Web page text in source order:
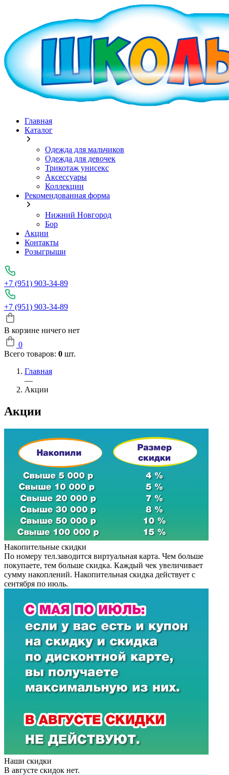
Главная
Каталог
Одежда для мальчиков
Одежда для девочек
Трикотаж унисекс
Аксессуары
Коллекции
Рекомендованная форма
Нижний Новгород
Бор
Акции
Контакты
Розыгрыши
+7 (951) 903-34-89
+7 (951) 903-34-89
В корзине ничего нет
0
Всего товаров: 0 шт.
Главная
—
Акции
Акции
Накопительные скидки
По номеру тел.заводится виртуальная карта. Чем больше
покупаете, тем больше скидка. Каждый чек увеличивает
сумму накоплений. Накопительная скидка действует с
сентября по июль.
Наши скидки
В августе скидок нет.